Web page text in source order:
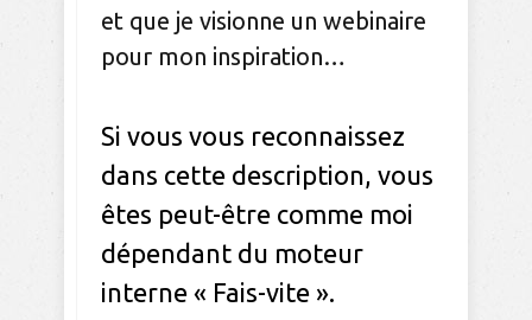
et que je visionne un webinaire
pour mon inspiration…
Si vous vous reconnaissez
dans cette description, vous
êtes peut-être comme moi
dépendant du moteur
interne « Fais-vite ».